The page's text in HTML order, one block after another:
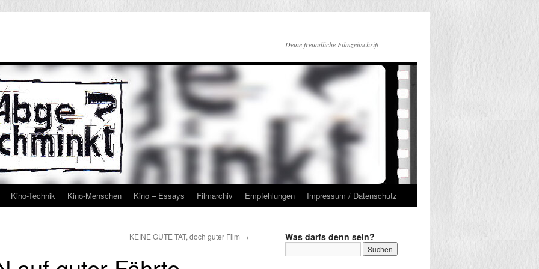
Deine freundliche Filmzeitschrift
Kino-Technik Kino-Menschen Kino – Essays Filmarchiv Empfehlungen Impressum / Datenschutz
KEINE GUTE TAT, doch guter Film → Was darfs denn sein?